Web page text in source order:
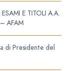
E TITOLI A.A.
AFAM
di Presidente del